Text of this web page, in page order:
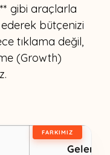
gibi araçlarla
ederek bütçenizi
tıklama değil,
(Growth)